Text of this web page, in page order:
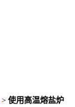
> 使用高温熔盐炉